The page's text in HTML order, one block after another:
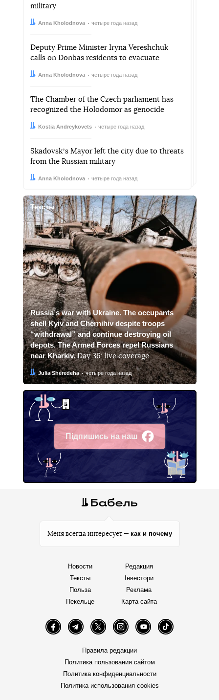
military
Автор:Anna Kholodnova
Дата: четыре года назад
Deputy Prime Minister Iryna Vereshchuk
calls on Donbas residents to evacuate
Автор:Anna Kholodnova
Дата: четыре года назад
The Chamber of the Czech parliament has
recognized the Holodomor as genocide
Автор:
Kostia Andreykovets
Дата: четыре года назад
Skadovskʼs Mayor left the city due to threats
from the Russian military
Автор:Anna Kholodnova
Дата: четыре года назад
Тексты
Russiaʼs war with Ukraine. The occupants
shell Kyiv and Chernihiv despite troops
“withdrawal” and continue destroying oil
depots. The Armed Forces repel Russians
near Kharkiv.Day 36: live coverage
Автор:
Julia Sheredeha
Дата: четыре года назад
Підпишись на наш
Facebook
Меня всегда интересует — как и почему
Новости
Тексты
Польза
Пекельце
Редакция
Інвестори
Реклама
Карта сайта
FacebookTelegramTwitter InstagramYouTube TikTok
Правила редакции
Политика пользования сайтом
Политика конфиденциальности
Политика использования cookies